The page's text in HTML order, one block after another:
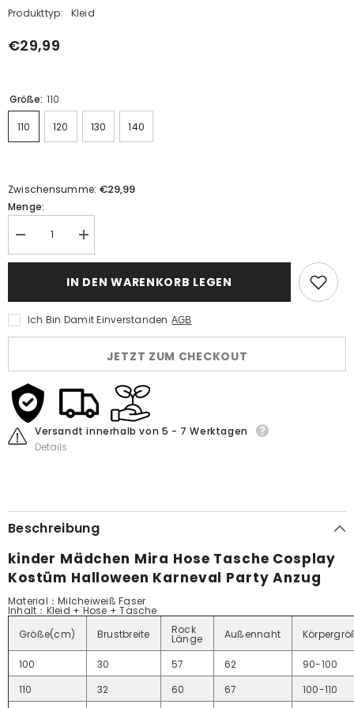
Produkttyp:
Kleid
€29,99
Größe: 110
110 120 130 140
Zwischensumme: €29,99
Menge:
verringern
für
Mira
Hose
Tasche
Cosplay
Karneval
Party
Anzug
Menge
erhöhen
für
kinder
Mädchen
Mira
Tasche
Cosplay
Halloween
Karneval
Anzug
IN DEN WARENKORB LEGEN
Ich Bin Damit Einverstanden AGB
JETZT ZUM CHECKOUT
Versandt innerhalb von 5 - 7 Werktagen
Details
Beschreibung
kinder Mädchen Mira Hose Tasche Cosplay
Kostüm Halloween Karneval Party Anzug
Material：Milcheiweiß Faser
Inhalt ：Kleid + Hose + Tasche
Größe(cm)
Brustbreite Rock
Länge Außennaht
100 30 57 62
90-100
110
32 60 67 100-110